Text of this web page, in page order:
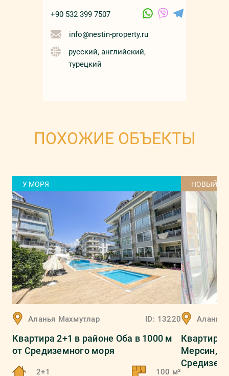
+90 532 399 7507
info@nestin-property.ru
русский, английский,
турецкий
ПОХОЖИЕ ОБЪЕКТЫ
У МОРЯ
Аланья Махмутлар ID: 13220
Квартира 2+1 в районе Оба в 1000 м
от Средиземного моря
2+1 100 м²
НОВЫЙ
Аланья
Квартира
Мерсин,